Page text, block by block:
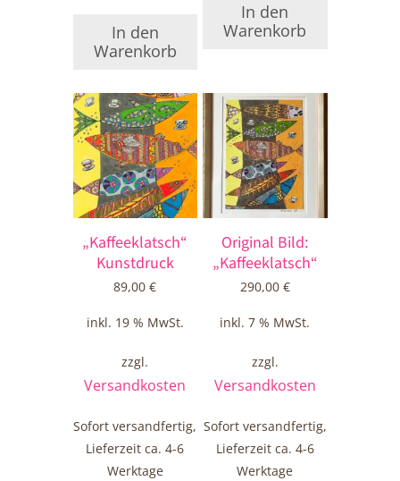
In den
Warenkorb
In den
Warenkorb
„Kaffeeklatsch“
Kunstdruck
89,00€
inkl. 19 % MwSt.
zzgl.
Versandkosten
Sofort versandfertig,
Lieferzeit ca. 4-6
Werktage
Original Bild:
„Kaffeeklatsch“
290,00 €
inkl. 7 % MwSt.
zzgl.
Versandkosten
Sofort versandfertig,
Lieferzeit ca. 4-6
Werktage